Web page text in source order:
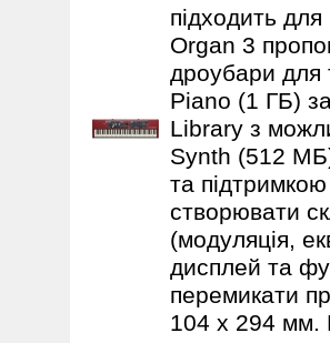
підходить
Organ 3
дроубари для
Piano (1 ГБ)
Library з
Synth (512
та
створювати
(модуляція,
дисплей та
перемикати
104 x 294 мм.